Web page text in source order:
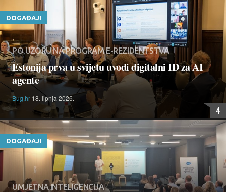
DOGAĐAJI
PO UZORU NA PROGRAM E-REZIDENTSTVA
Estonija prva u svijetu uvodi digitalni ID za AI
agente
Bug.hr 18. lipnja 2026.
4
DOGAĐAJI
UMJETNA INTELIGENCIJA